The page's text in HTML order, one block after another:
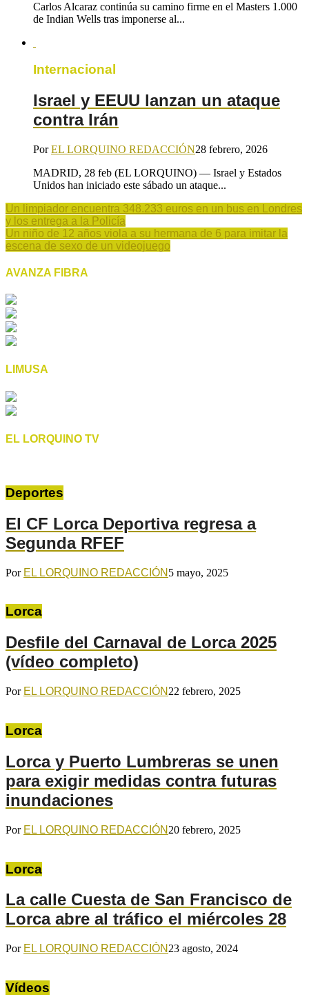
Carlos Alcaraz continúa su camino firme en el Masters 1.000
de Indian Wells tras imponerse al...
Internacional
Israel y EEUU lanzan un ataque
contra Irán
PorEL LORQUINO REDACCIÓN28 febrero, 2026
MADRID, 28 feb (EL LORQUINO) — Israel y Estados
Unidos han iniciado este sábado un ataque...
Un limpiador encuentra 348.233 euros en un bus en Londres
y los entrega a la Policía
Un niño de 12 años viola a su hermana de 6 para imitar la
escena de sexo de un videojuego
AVANZA FIBRA
LIMUSA
EL LORQUINO TV
Deportes
El CF Lorca Deportiva regresa a
Segunda RFEF
Por EL LORQUINO REDACCIÓN 5 mayo, 2025
Lorca
Desfile del Carnaval de Lorca 2025
(vídeo completo)
Por EL LORQUINO REDACCIÓN 22 febrero, 2025
Lorca
Lorca y Puerto Lumbreras se unen
para exigir medidas contra futuras
inundaciones
Por EL LORQUINO REDACCIÓN 20 febrero, 2025
Lorca
La calle Cuesta de San Francisco de
Lorca abre al tráfico el miércoles 28
Por EL LORQUINO REDACCIÓN 23 agosto, 2024
Vídeos